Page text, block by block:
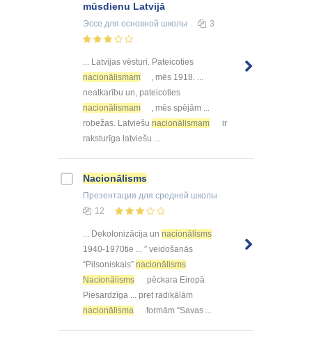
mūsdienu Latvijā
Эссе для основной школы 3
... Latvijas vēsturi. Pateicoties
nacionālismam
, mēs 1918. ...
neatkarību un, pateicoties
nacionālismam
, mēs spējām ...
robežas. Latviešu nacionālismam
ir
raksturīga latviešu ...
Nacionālisms
Презентация для средней школы
12
... Dekolonizācija un nacionālisms
1940-1970tie ... ” veidošanās
“Pilsoniskais” nacionālisms
Nacionālisms
pēckara Eiropā
Piesardzīga ... pret radikālām
nacionālisma
formām “Savas ...